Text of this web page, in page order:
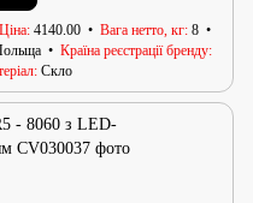
Ціна 4140.00 Вага нетто, кг 8
Країна реєстрації бренду
Скло